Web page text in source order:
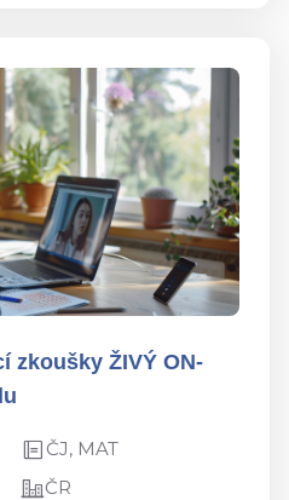
zkoušky ŽIVÝ ON-
ČJ, MAT
ČR